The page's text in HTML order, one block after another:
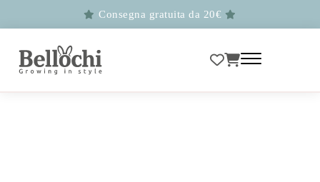
Consegna gratuita da 20€